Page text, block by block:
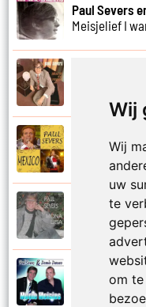
Wij
Wij
uw
te
om
Paul Severs
Meisjelief I
Paul Severs
Paul Severs
Mona Lisa
Dennie
Mooie meisjes